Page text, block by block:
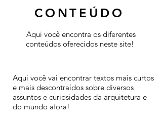
CONTEÚDO
Aqui você encontra os diferentes
conteúdos oferecidos neste site!
Aqui você vai encontrar textos mais curtos
e mais descontraídos sobre diversos
assuntos e curiosidades da arquitetura e
do mundo afora!